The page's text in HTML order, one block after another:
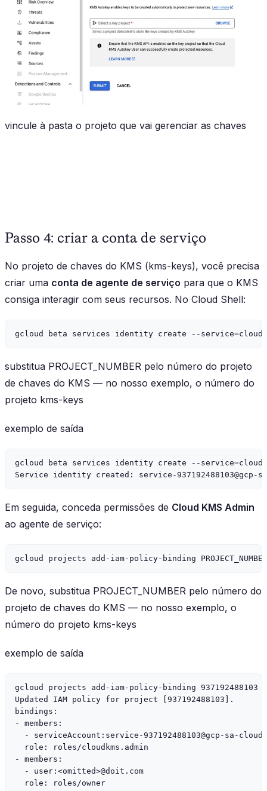
vincule à pasta o projeto que vai gerenciar as chaves
Passo 4: criar a conta de serviço
No projeto de chaves do KMS (kms-keys), você precisa
criar uma conta de agente de serviço para que o KMS
consiga interagir com seus recursos. No Cloud Shell:
substitua PROJECT_NUMBER pelo número do projeto
de chaves do KMS — no nosso exemplo, o número do
projeto kms-keys
exemplo de saída
gcloud beta services identity create --
Service identity created: service-937192488103@gcp-
Em seguida, conceda permissões de Cloud KMS Admin
ao agente de serviço:
gcloud projects add-iam-policy-binding
De novo, substitua PROJECT_NUMBER pelo número do
projeto de chaves do KMS — no nosso exemplo, o
número do projeto kms-keys
exemplo de saída
gcloud projects add-iam-policy-binding 937192488103
Updated IAM policy for project [937192488103].
bindings:
- members:
  - serviceAccount:
service-937192488103@gcp-sa-
  role: roles/cloudkms.admin
- members:
  - user:<omitted>@doit.com
  role: roles/owner